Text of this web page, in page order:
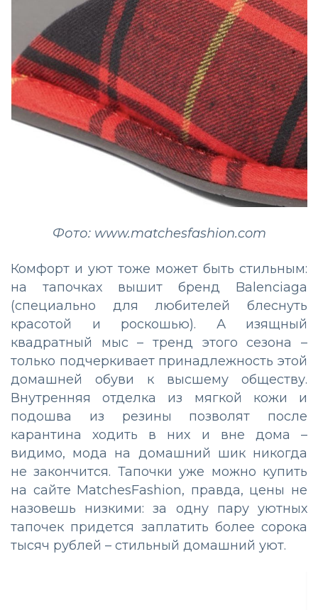
Фото: www.matchesfashion.com
Комфорт и уют тоже может быть стильным:
на тапочках вышит бренд Balenciaga
(специально для любителей блеснуть
красотой и роскошью). А изящный
квадратный мыс – тренд этого сезона –
только подчеркивает принадлежность этой
домашней обуви к высшему обществу.
Внутренняя отделка из мягкой кожи и
подошва из резины позволят после
карантина ходить в них и вне дома –
видимо, мода на домашний шик никогда
не закончится. Тапочки уже можно купить
на сайте MatchesFashion, правда, цены не
назовешь низкими: за одну пару уютных
тапочек придется заплатить более сорока
тысяч рублей – стильный домашний уют.